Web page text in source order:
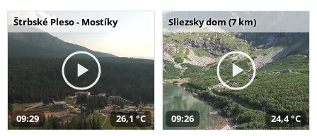
Štrbské Pleso - Mostíky
09:29 26,1 °C
Sliezsky dom (7 km)
09:26 24,4 °C